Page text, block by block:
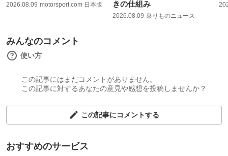
2026.08.09 motorsport.com 日本版
きの仕組み
2026.08.09 乗りものニュース
みんなのコメント
使い方
この記事にはまだコメントがありません。
この記事に対するあなたの意見や感想を投稿しませんか？
この記事にコメントする
おすすめのサービス